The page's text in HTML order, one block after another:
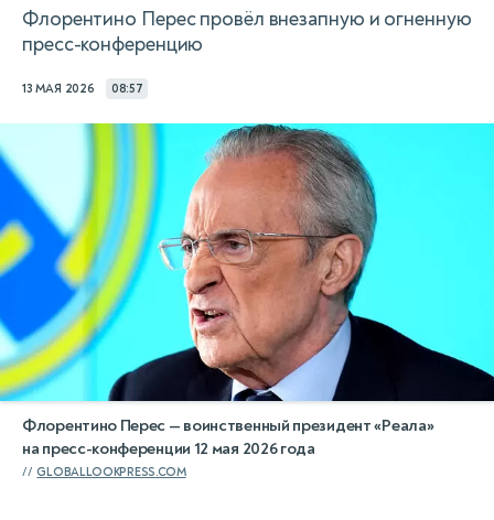
Флорентино Перес провёл внезапную и огненную
пресс-конференцию
13 МАЯ 2026 08:57
Флорентино Перес — воинственный президент «Реала»
на пресс-конференции 12 мая 2026 года
GLOBALLOOKPRESS.COM